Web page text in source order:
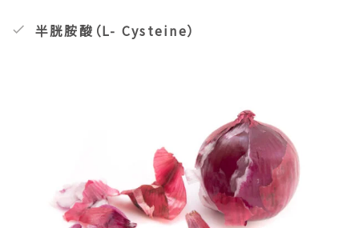
半胱胺酸（L- Cysteine）